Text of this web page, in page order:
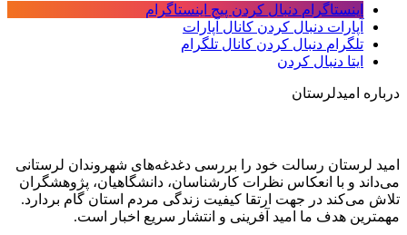
اینستاگرام دنبال کردن پیج اینستاگرام
آپارات دنبال کردن کانال آپارات
تلگرام دنبال کردن کانال تلگرام
ایتا دنبال کردن
درباره امیدلرستان
امید لرستان رسالت خود را بررسی دغدغه‌های شهروندان لرستانی
می‌داند و با انعکاس نظرات کارشناسان، دانشگاهیان، پژوهشگران
تلاش می‌کند در جهت ارتقا کیفیت زندگی مردم استان گام بردارد.
مهمترین هدف ما امید آفرینی و انتشار سریع اخبار است.